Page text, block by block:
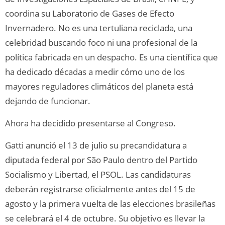
coordina su Laboratorio de Gases de Efecto
Invernadero. No es una tertuliana reciclada, una
celebridad buscando foco ni una profesional de la
política fabricada en un despacho. Es una científica que
ha dedicado décadas a medir cómo uno de los
mayores reguladores climáticos del planeta está
dejando de funcionar.
Ahora ha decidido presentarse al Congreso.
Gatti anunció el 13 de julio su precandidatura a
diputada federal por São Paulo dentro del Partido
Socialismo y Libertad, el PSOL. Las candidaturas
deberán registrarse oficialmente antes del 15 de
agosto y la primera vuelta de las elecciones brasileñas
se celebrará el 4 de octubre. Su objetivo es llevar la